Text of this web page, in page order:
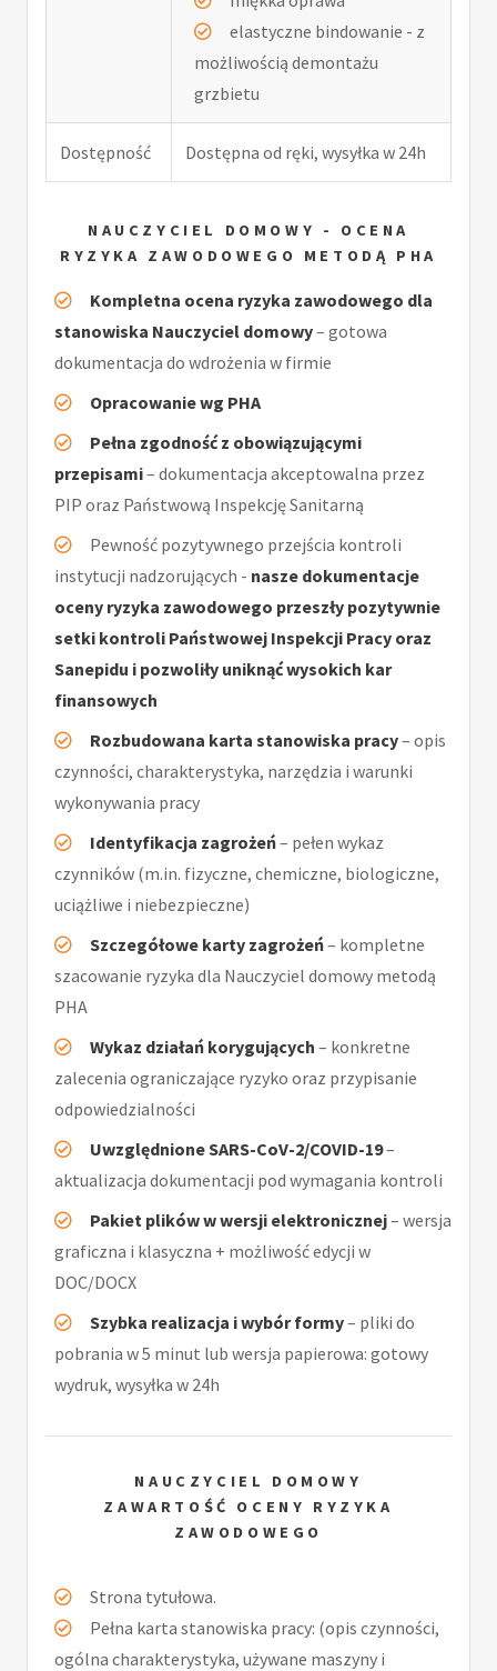
elastyczne bindowanie - z
możliwością demontażu
grzbietu
Dostępność Dostępna od ręki, wysyłka w 24h
NAUCZYCIEL DOMOWY - OCENA
RYZYKA ZAWODOWEGO METODĄ PHA
Kompletna ocena ryzyka zawodowego dla
stanowiska Nauczyciel domowy– gotowa
dokumentacja do wdrożenia w firmie
Opracowanie wg PHA
Pełna zgodność z obowiązującymi
przepisami– dokumentacja akceptowalna przez
PIP oraz Państwową Inspekcję Sanitarną
Pewność pozytywnego przejścia kontroli
instytucji nadzorujących - nasze dokumentacje
oceny ryzyka zawodowego przeszły pozytywnie
setki kontroli Państwowej Inspekcji Pracy oraz
Sanepidu i pozwoliły uniknąć wysokich kar
finansowych
Rozbudowana karta stanowiska pracy– opis
czynności, charakterystyka, narzędzia i warunki
wykonywania pracy
Identyfikacja zagrożeń– pełen wykaz
czynników (m.in. fizyczne, chemiczne, biologiczne,
uciążliwe i niebezpieczne)
Szczegółowe karty zagrożeń– kompletne
szacowanie ryzyka dla Nauczyciel domowy metodą
PHA
Wykaz działań korygujących – konkretne
zalecenia ograniczające ryzyko oraz przypisanie
odpowiedzialności
Uwzględnione SARS-CoV-2/COVID-19–
aktualizacja dokumentacji pod wymagania kontroli
Pakiet plików w wersji elektronicznej– wersja
graficzna i klasyczna + możliwość edycji w
DOC/DOCX
Szybka realizacja i wybór formy– pliki do
pobrania w 5 minut lub wersja papierowa: gotowy
wydruk, wysyłka w 24h
NAUCZYCIEL DOMOWY
ZAWARTOŚĆ OCENY RYZYKA
ZAWODOWEGO
Strona tytułowa.
Pełna karta stanowiska pracy: (opis czynności,
ogólna charakterystyka, używane maszyny i